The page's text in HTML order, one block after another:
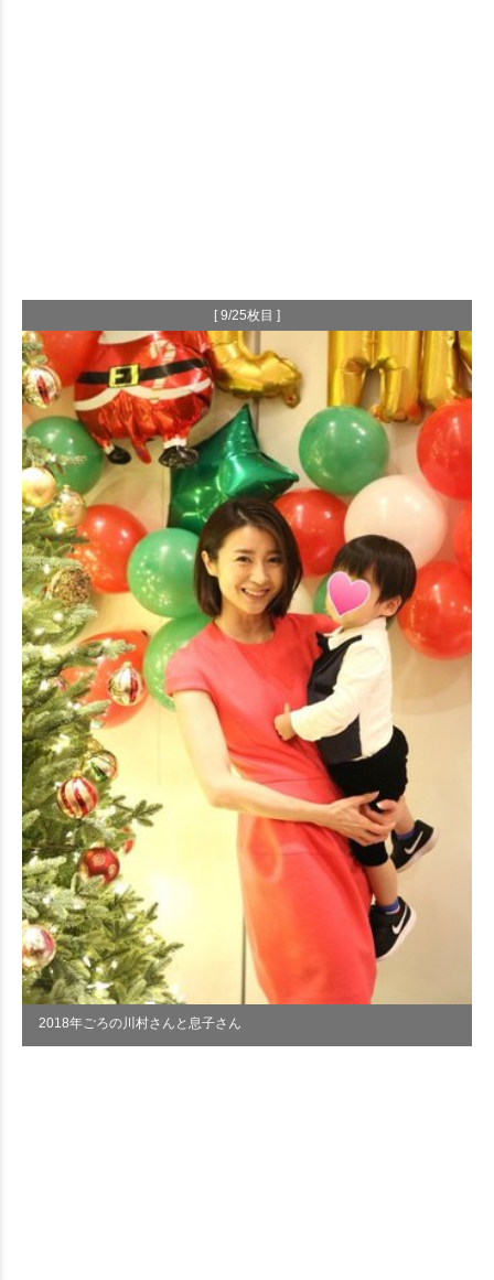
[ 9/25枚目 ]
2018年ごろの川村さんと息子さん